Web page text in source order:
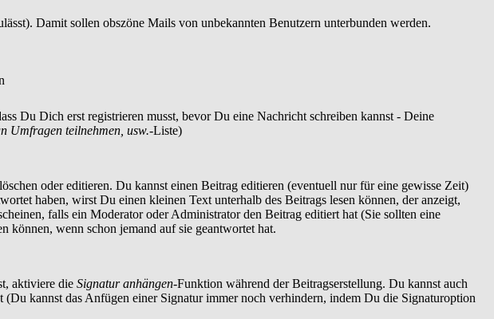
Damit sollen obszöne Mails von unbekannten Benutzern unterbunden werden.
Du Dich erst registrieren musst, bevor Du eine Nachricht schreiben kannst - Deine
Umfragen teilnehmen, usw.-Liste)
oder editieren. Du kannst einen Beitrag editieren (eventuell nur für eine gewisse Zeit)
haben, wirst Du einen kleinen Text unterhalb des Beitrags lesen können, der anzeigt,
falls ein Moderator oder Administrator den Beitrag editiert hat (Sie sollten eine
können, wenn schon jemand auf sie geantwortet hat.
aktiviere die Signatur anhängen-Funktion während der Beitragserstellung. Du kannst auch
kannst das Anfügen einer Signatur immer noch verhindern, indem Du die Signaturoption